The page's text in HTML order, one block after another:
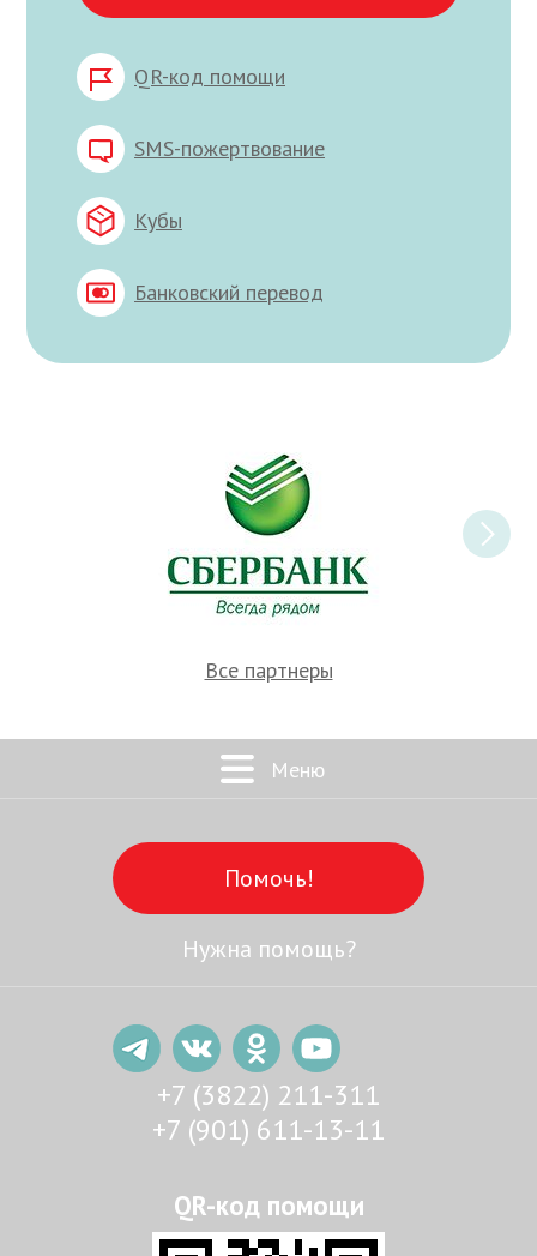
QR-код помощи
SMS-пожертвование
Кубы
Банковский перевод
Все партнеры
Меню
Помочь!
Нужна помощь?
+7 (3822) 211-311
+7 (901) 611-13-11